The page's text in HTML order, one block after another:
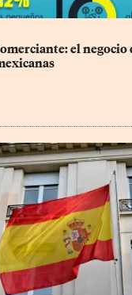
el negocio